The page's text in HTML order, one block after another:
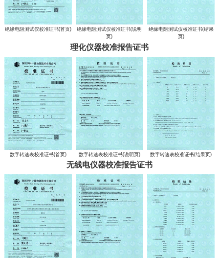
绝缘电阻测试仪校准证书(首页)
绝缘电阻测试仪校准证书(说明
页)
绝缘电阻测试仪校准证书(结果
页)
理化仪器校准报告证书
数字转速表校准证书(首页) 数字转速表校准证书(说明页) 数字转速表校准证书(结果页)
无线电仪器校准报告证书